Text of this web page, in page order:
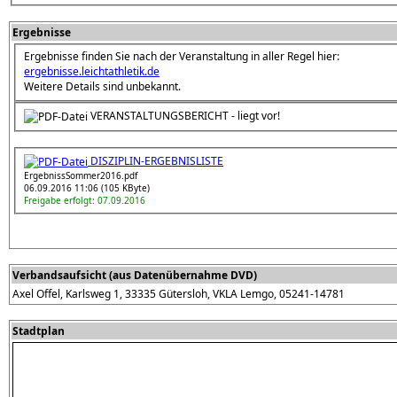
Ergebnisse
Ergebnisse finden Sie nach der Veranstaltung in aller Regel hier:
ergebnisse.leichtathletik.de
Weitere Details sind unbekannt.
VERANSTALTUNGSBERICHT - liegt vor!
DISZIPLIN-ERGEBNISLISTE
ErgebnissSommer2016.pdf
06.09.2016 11:06 (105 KByte)
Freigabe erfolgt: 07.09.2016
Verbandsaufsicht (aus Datenübernahme DVD)
Axel Offel, Karlsweg 1, 33335 Gütersloh, VKLA Lemgo, 05241-14781
Stadtplan